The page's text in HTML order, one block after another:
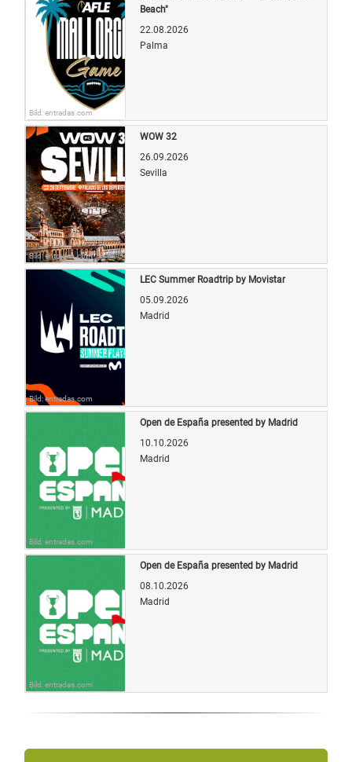
Bild: entradas.com
Beach"
22.08.2026
Palma
Bild: entradas.com
WOW 32
26.09.2026
Sevilla
Bild: entradas.com
LEC Summer Roadtrip by Movistar
05.09.2026
Madrid
Bild: entradas.com
Open de España presented by Madrid
10.10.2026
Madrid
Bild: entradas.com
Open de España presented by Madrid
08.10.2026
Madrid